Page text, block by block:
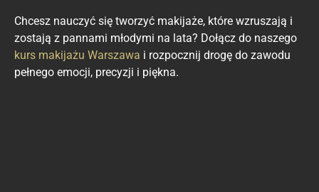
Chcesz nauczyć się tworzyć makijaże, które wzruszają i
zostają z pannami młodymi na lata? Dołącz do naszego
kurs makijażu Warszawa i rozpocznij drogę do zawodu
pełnego emocji, precyzji i piękna.